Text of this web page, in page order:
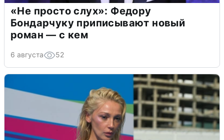
«Не просто слух»: Федору
Бондарчуку приписывают новый
роман — с кем
6 августа 52